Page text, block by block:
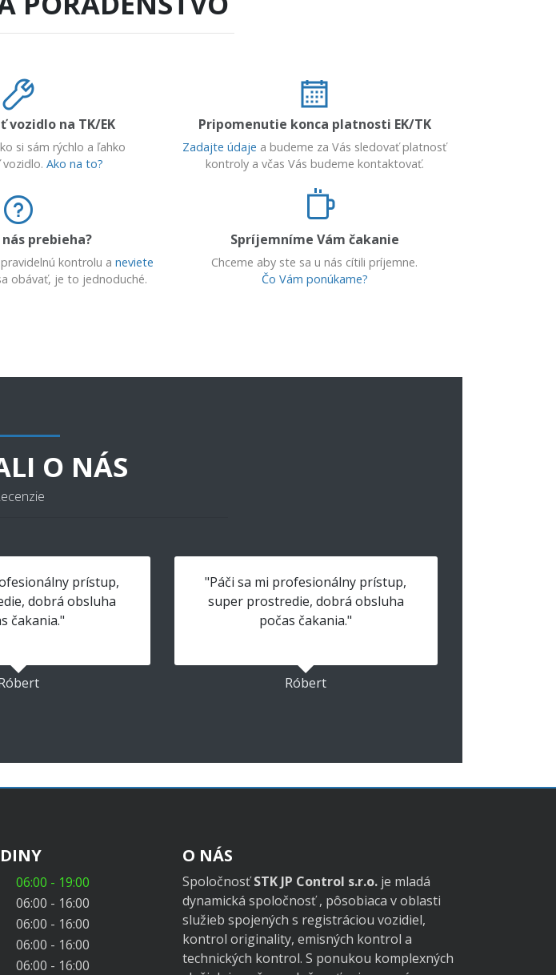
vozidlo na TK/EK
si sám rýchlo a ľahko
Ako na to?
Pripomenutie konca platnosti EK/TK
Zadajte údaje a budeme za Vás sledovať platnosť
kontroly a včas Vás budeme kontaktovať.
prebieha?
kontrolu a neviete
obávať, je to jednoduché.
Spríjemníme Vám čakanie
Chceme aby ste sa u nás cítili príjemne.
Čo Vám ponúkame?
O NÁS
prístup,
dobrá obsluha
čakania."
"Páči sa mi profesionálny prístup,
super prostredie, dobrá obsluha
počas čakania."
Róbert
06:00 - 19:00
06:00 - 16:00
06:00 - 16:00
06:00 - 16:00
06:00 - 16:00
O NÁS
SpoločnosťSTK JP Control s.r.o. je mladá
dynamická spoločnosť , pôsobiaca v oblasti
služieb spojených s registráciou vozidiel,
kontrol originality, emisných kontrol a
technických kontrol. S ponukou komplexných